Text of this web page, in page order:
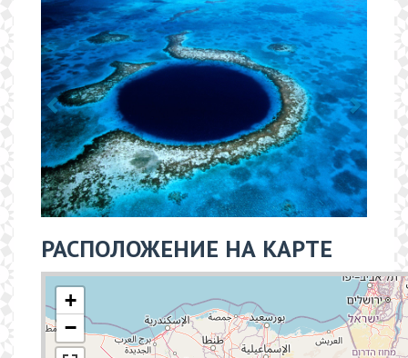
РАСПОЛОЖЕНИЕ НА КАРТЕ
+
−